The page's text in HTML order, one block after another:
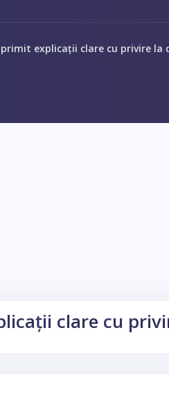
explicații clare cu privire
clare cu